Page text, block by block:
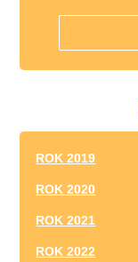
ROK 2019
ROK 2020
ROK 2021
ROK 2022